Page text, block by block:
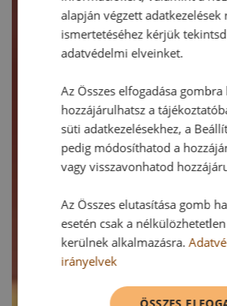
alapján végzett adatkezelések
ismertetéséhez kérjük
adatvédelmi elveinket.
Az Összes elfogadása
hozzájárulhatsz a
süti adatkezelésekhez, a
pedig módosíthatod a
vagy visszavonhatod
Az Összes elutasítása gomb
esetén csak a
kerülnek alkalmazásra.
irányelvek
ÖSSZES